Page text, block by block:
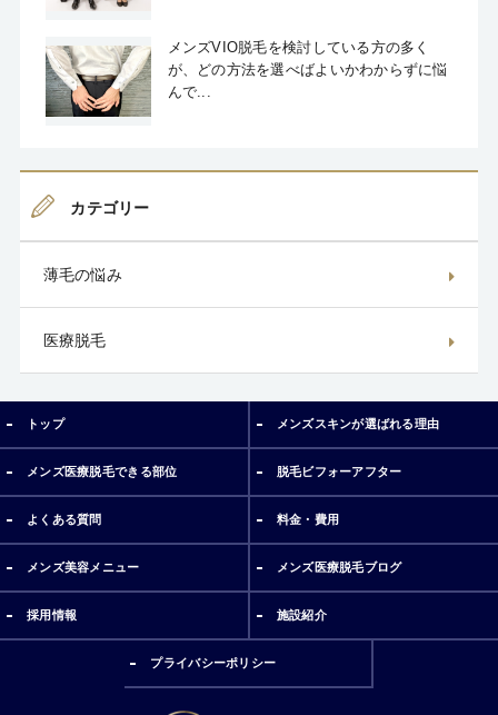
メンズVIO脱毛を検討している方の多く
が、どの方法を選べばよいかわからずに悩
んで...
カテゴリー
薄毛の悩み
医療脱毛
トップ メンズスキンが選ばれる理由
メンズ医療脱毛できる部位 脱毛ビフォーアフター
よくある質問 料金・費用
メンズ美容メニュー メンズ医療脱毛ブログ
採用情報 施設紹介
プライバシーポリシー